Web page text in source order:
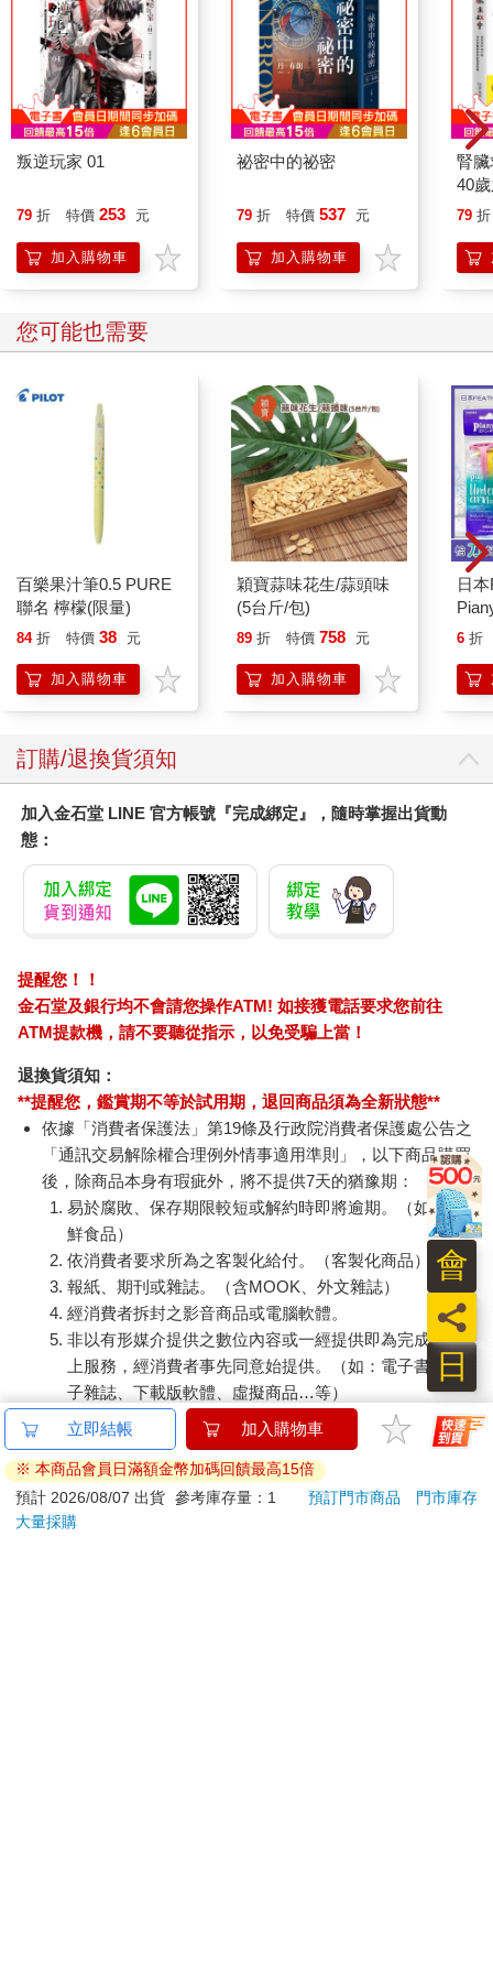
叛逆玩家 01
79 折 特價 253 元
加入購物車
祕密中的祕密
79 折 特價 537 元
加入購物車
腎
40
就
79 折
您可能也需要
百樂果汁筆0.5 PURE
聯名 檸檬(限量)
84 折 特價 38 元
加入購物車
穎寶蒜味花生/蒜頭味
(5台斤/包)
89 折 特價 758 元
加入購物車
日
腋
毛
仕
6 折
訂購/退換貨須知
加入金石堂 LINE 官方帳號『完成綁定』，隨時掌握出貨動
態：
提醒您！！
金石堂及銀行均不會請您操作ATM! 如接獲電話要求您前往
ATM提款機，請不要聽從指示，以免受騙上當！
退換貨須知：
**提醒您，鑑賞期不等於試用期，退回商品須為全新狀態**
依據「消費者保護法」第19條及行政院消費者保護處公告之
「通訊交易解除權合理例外情事適用準則」，以下商品購買
後，除商品本身有瑕疵外，將不提供7天的猶豫期：
易於腐敗、保存期限較短或解約時即將逾期。（如：生
鮮食品）
依消費者要求所為之客製化給付。（客製化商品）
報紙、期刊或雜誌。（含MOOK、外文雜誌）
經消費者拆封之影音商品或電腦軟體。
非以有形媒介提供之數位內容或一經提供即為完成之線
上服務，經消費者事先同意始提供。（如：電子書、電
子雜誌、下載版軟體、虛擬商品…等）
已拆封之個人衛生用品。（如：內衣褲、刮鬍刀、除毛
刀…等）
若非上列種類商品，均享有到貨7天的猶豫期（含例假
日）。
辦理退換貨時，商品（組合商品恕無法接受單獨退貨）必須
立即結帳 加入購物車
※ 本商品會員日滿額金幣加碼回饋最高15倍
預計 2026/08/07 出貨 參考庫存量：1 預訂門市商品
門市庫存
大量採購
日
員
會